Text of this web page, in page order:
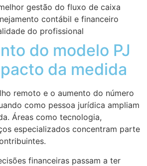
gestão do fluxo de caixa
contábil e financeiro
do profissional
do modelo PJ
da medida
remoto e o aumento do número
como pessoa jurídica ampliam
Áreas como tecnologia,
especializados concentram parte
financeiras passam a ter